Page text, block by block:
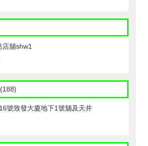
店舖shw1
號致發大廈地下1號舖及天井